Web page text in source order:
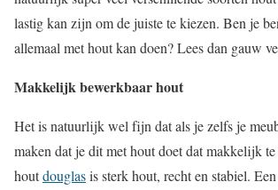
lastig kan zijn om de juiste te kiezen. Ben je
allemaal met hout kan doen? Lees dan gauw
Makkelijk bewerkbaar hout
Het is natuurlijk wel fijn dat als je zelfs je
maken dat je dit met hout doet dat makkelijk
houtdouglasis sterk hout, recht en stabiel.